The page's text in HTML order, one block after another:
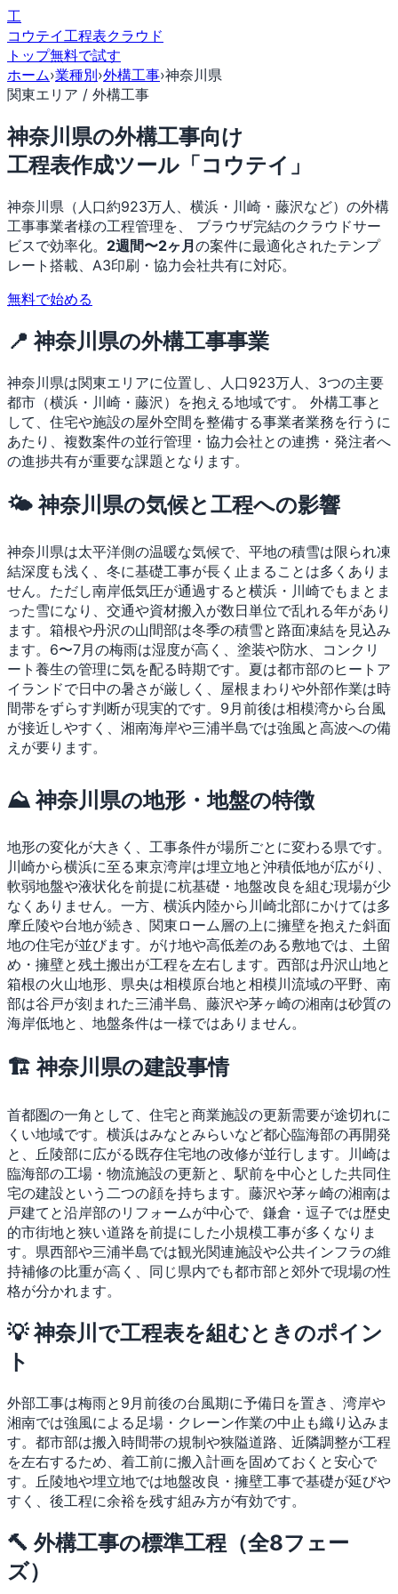
工
コウテイ工程表クラウド
トップ無料で試す
ホーム›業種別›外構工事›神奈川県
関東エリア / 外構工事
神奈川県の外構工事向け
工程表作成ツール「コウテイ」
神奈川県（人口約923万人、横浜・川崎・藤沢など）の外構
工事事業者様の工程管理を、 ブラウザ完結のクラウドサー
ビスで効率化。 2週間〜2ヶ月の案件に最適化されたテンプ
レート搭載、A3印刷・協力会社共有に対応。
無料で始める
📍 神奈川県の外構工事事業
神奈川県は関東エリアに位置し、人口923万人、3つの主要
都市（横浜・川崎・藤沢）を抱える地域です。 外構工事と
して、住宅や施設の屋外空間を整備する事業者業務を行うに
あたり、複数案件の並行管理・協力会社との連携・発注者へ
の進捗共有が重要な課題となります。
🌤 神奈川県の気候と工程への影響
神奈川県は太平洋側の温暖な気候で、平地の積雪は限られ凍
結深度も浅く、冬に基礎工事が長く止まることは多くありま
せん。ただし南岸低気圧が通過すると横浜・川崎でもまとま
った雪になり、交通や資材搬入が数日単位で乱れる年があり
ます。箱根や丹沢の山間部は冬季の積雪と路面凍結を見込み
ます。6〜7月の梅雨は湿度が高く、塗装や防水、コンクリ
ート養生の管理に気を配る時期です。夏は都市部のヒートア
イランドで日中の暑さが厳しく、屋根まわりや外部作業は時
間帯をずらす判断が現実的です。9月前後は相模湾から台風
が接近しやすく、湘南海岸や三浦半島では強風と高波への備
えが要ります。
⛰ 神奈川県の地形・地盤の特徴
地形の変化が大きく、工事条件が場所ごとに変わる県です。
川崎から横浜に至る東京湾岸は埋立地と沖積低地が広がり、
軟弱地盤や液状化を前提に杭基礎・地盤改良を組む現場が少
なくありません。一方、横浜内陸から川崎北部にかけては多
摩丘陵や台地が続き、関東ローム層の上に擁壁を抱えた斜面
地の住宅が並びます。がけ地や高低差のある敷地では、土留
め・擁壁と残土搬出が工程を左右します。西部は丹沢山地と
箱根の火山地形、県央は相模原台地と相模川流域の平野、南
部は谷戸が刻まれた三浦半島、藤沢や茅ヶ崎の湘南は砂質の
海岸低地と、地盤条件は一様ではありません。
🏗 神奈川県の建設事情
首都圏の一角として、住宅と商業施設の更新需要が途切れに
くい地域です。横浜はみなとみらいなど都心臨海部の再開発
と、丘陵部に広がる既存住宅地の改修が並行します。川崎は
臨海部の工場・物流施設の更新と、駅前を中心とした共同住
宅の建設という二つの顔を持ちます。藤沢や茅ヶ崎の湘南は
戸建てと沿岸部のリフォームが中心で、鎌倉・逗子では歴史
的市街地と狭い道路を前提にした小規模工事が多くなりま
す。県西部や三浦半島では観光関連施設や公共インフラの維
持補修の比重が高く、同じ県内でも都市部と郊外で現場の性
格が分かれます。
💡 神奈川で工程表を組むときのポイン
ト
外部工事は梅雨と9月前後の台風期に予備日を置き、湾岸や
湘南では強風による足場・クレーン作業の中止も織り込みま
す。都市部は搬入時間帯の規制や狭隘道路、近隣調整が工程
を左右するため、着工前に搬入計画を固めておくと安心で
す。丘陵地や埋立地では地盤改良・擁壁工事で基礎が延びや
すく、後工程に余裕を残す組み方が有効です。
🔨 外構工事の標準工程（全8フェー
ズ）